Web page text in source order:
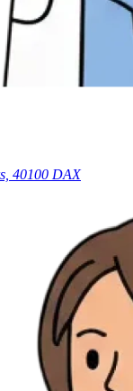
40100 DAX